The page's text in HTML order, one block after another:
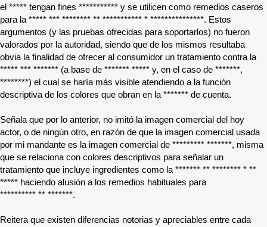
el ***** tengan fines *********** y se utilicen como remedios caseros
para la ***** *** ******** ** *********** * ***************. Estos
argumentos (y las pruebas ofrecidas para soportarlos) no fueron
valorados por la autoridad, siendo que de los mismos resultaba
obvia la finalidad de ofrecer al consumidor un tratamiento contra la
***** *** ******* (a base de ******* ***** y, en el caso de *******,
********) el cual se haría más visible atendiendo a la función
descriptiva de los colores que obran en la ******* de cuenta.
Señala que por lo anterior, no imitó la imagen comercial del hoy
actor, o de ningún otro, en razón de que la imagen comercial usada
por mi mandante es la imagen comercial de ********* *******, misma
que se relaciona con colores descriptivos para señalar un
tratamiento que incluye ingredientes como la ******* ** ******** * **
***** haciendo alusión a los remedios habituales para
********** ** *******.
Reitera que existen diferencias notorias y apreciables entre cada